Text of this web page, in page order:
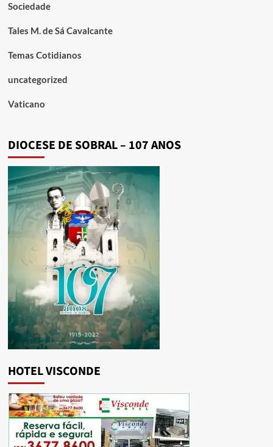
Sociedade
Tales M. de Sá Cavalcante
Temas Cotidianos
uncategorized
Vaticano
DIOCESE DE SOBRAL – 107 ANOS
HOTEL VISCONDE